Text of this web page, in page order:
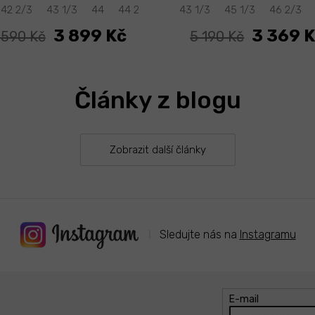
42 2/3 43 1/3 44 44 2/3 45 1/3
Kč 3 899 Kč
43 1/3 45 1/3 46 2/3
5 190 Kč 3 369
41 1/3
Články z blogu
Zobrazit další články
Sledujte nás na Instagramu
E-mail